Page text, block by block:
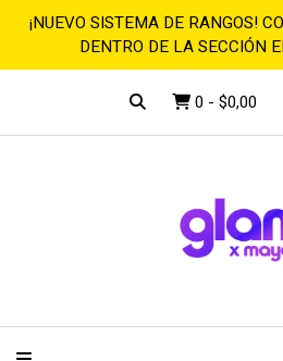
¡NUEVO SISTEMA DE RANGOS!
DENTRO DE LA SECCIÓN
0 - $0,00